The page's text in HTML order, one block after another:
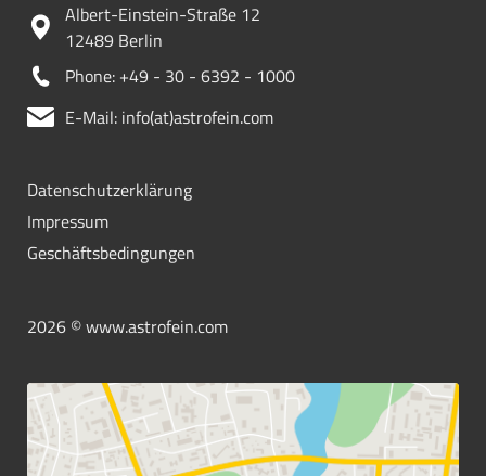
Albert-Einstein-Straße 12
12489 Berlin
Phone: +49 - 30 - 6392 - 1000
E-Mail: info(at)astrofein.com
Datenschutzerklärung
Impressum
Geschäftsbedingungen
2026 © www.astrofein.com